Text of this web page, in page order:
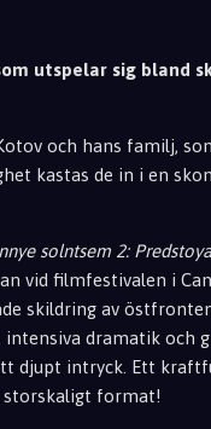
utspelar sig bland
och hans familj,
kastas de in i en
solntsem 2:
vid filmfestivalen i
skildring av
dramatik och
djupt intryck. Ett
format!